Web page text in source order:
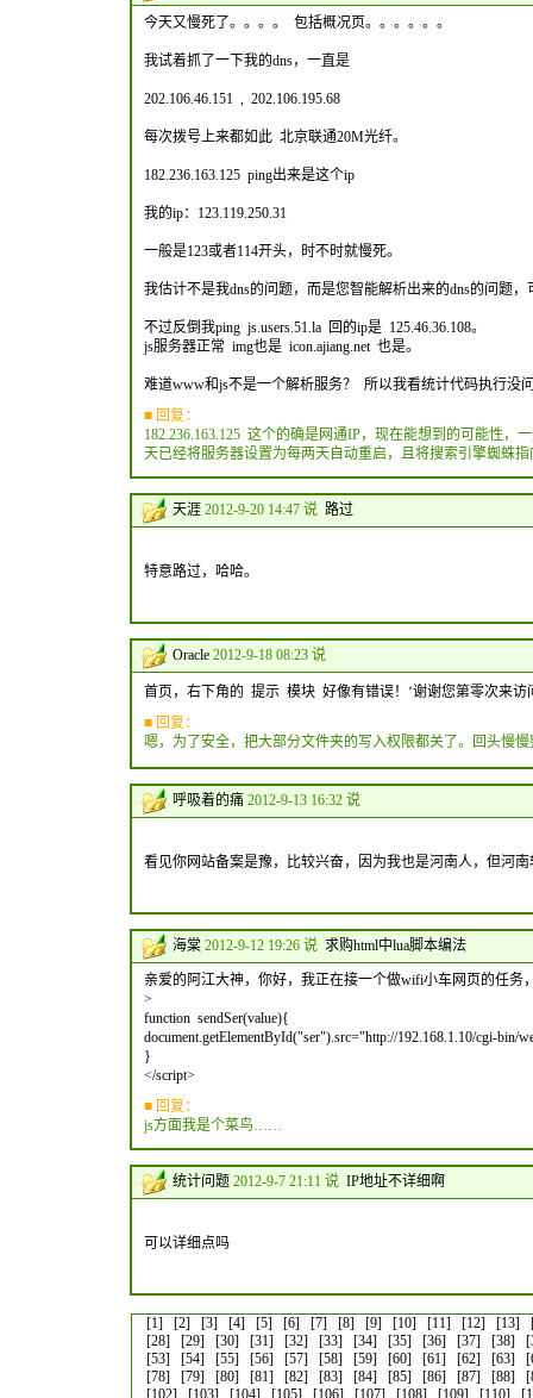
今天又慢死了。。。。 包括概况页。。。。。。
我试着抓了一下我的dns，一直是
202.106.46.151 , 202.106.195.68
每次拨号上来都如此 北京联通20M光纤。
182.236.163.125 ping出来是这个ip
我的ip：123.119.250.31
一般是123或者114开头，时不时就慢死。
我估计不是我dns的问题，而是您智能解析出来的dns的问题
不过反倒我ping js.users.51.la 回的ip是 125.46.36.108。
js服务器正常 img也是 icon.ajiang.net 也是。
难道www和js不是一个解析服务？ 所以我看统计代码执行没
■ 回复：
182.236.163.125 这个的确是网通IP，现在能想到的可能性
天已经将服务器设置为每两天自动重启，且将搜索引擎蜘蛛
天涯 2012-9-20 14:47 说 路过
特意路过，哈哈。
Oracle 2012-9-18 08:23 说
首页，右下角的 提示 模块 好像有错误！‘谢谢您第零次来
■ 回复：
嗯，为了安全，把大部分文件夹的写入权限都关了。回头慢慢
呼吸着的痛 2012-9-13 16:32 说
看见你网站备案是豫，比较兴奋，因为我也是河南人，但河
海棠 2012-9-12 19:26 说 求购html中lua脚本编法
亲爱的阿江大神，你好，我正在接一个做wifi小车网页的任务
>
function sendSer(value){
document.getElementById("ser").src="http://192.168.1.10/cgi-bin/
}
</script>
■ 回复：
js方面我是个菜鸟……
统计问题 2012-9-7 21:11 说 IP地址不详细啊
可以详细点吗
[1] [2] [3] [4] [5] [6] [7] [8] [9] [10] [11] [12] [13]
[28]
[29] [30] [31] [32] [33] [34] [35] [36] [37] [38]
[53]
[54] [55] [56] [57] [58] [59] [60] [61] [62] [63]
[78]
[79] [80] [81] [82] [83] [84] [85] [86] [87] [88]
[102]
[103] [104] [105] [106] [107] [108] [109] [110]